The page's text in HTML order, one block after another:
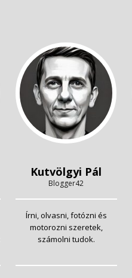
Kutvölgyi Pál
Blogger42
Írni, olvasni, fotózni és
motorozni szeretek,
számolni tudok.